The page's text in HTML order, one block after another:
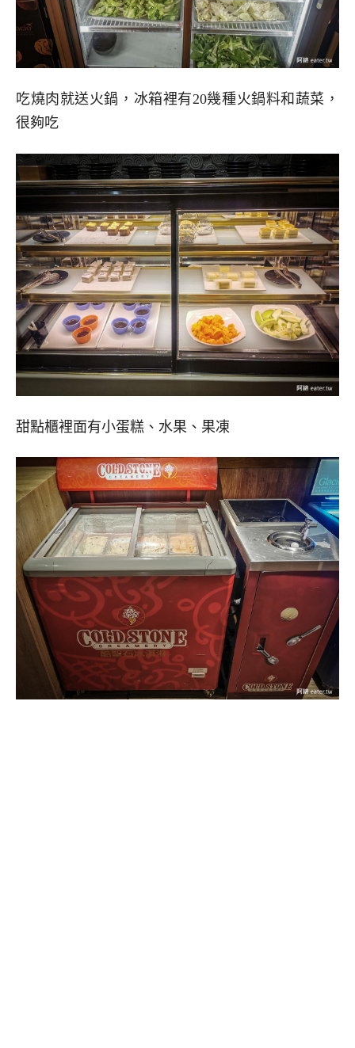
吃燒肉就送火鍋，冰箱裡有20幾種火鍋料和蔬菜，
很夠吃
甜點櫃裡面有小蛋糕、水果、果凍